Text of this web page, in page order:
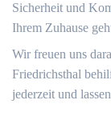
Sicherheit und
Ihrem Zuhause
Wir freuen uns
Friedrichsthal
jederzeit und